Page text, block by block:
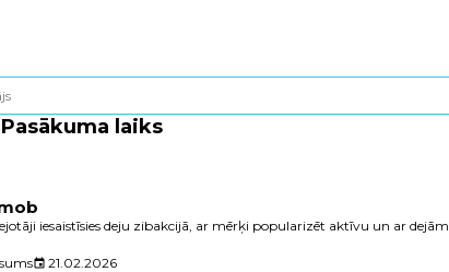
Pasākuma laiks
iesaistīsies deju zibakcijā, ar mērķi popularizēt aktīvu un ar dejām
event 21.02.2026